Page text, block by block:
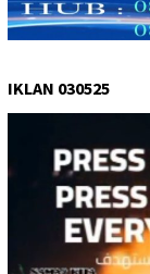
IKLAN 030525